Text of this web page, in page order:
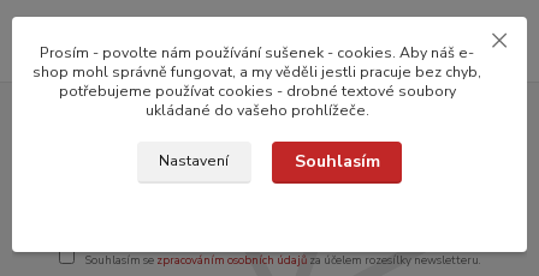
Přihlašte se k odběru novinek
Souhlasím se zpracováním osobních údajůza účelem rozesílky newsletteru.
Prosím - povolte nám používání sušenek - cookies. Aby náš e-
shop mohl správně fungovat, a my věděli jestli pracuje bez chyb,
potřebujeme používat cookies - drobné textové soubory
ukládané do vašeho prohlížeče.
Nastavení Souhlasím